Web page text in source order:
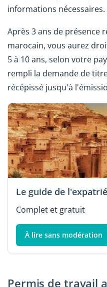
informations nécessaires.
Après 3 ans de présence
marocain, vous aurez
5 à 10 ans, selon votre
rempli la demande de
récépissé jusqu'à
Le guide de
Complet et gratuit
À lire sans modération
Permis de travail